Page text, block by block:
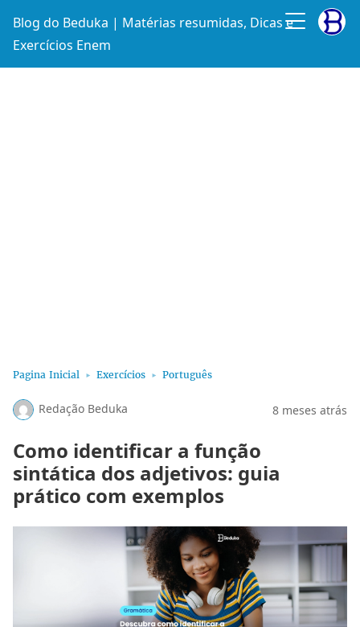
Blog do Beduka | Matérias resumidas, Dicas e
Exercícios Enem
Pagina Inicial Exercícios Português
Redação Beduka 8 meses atrás
Como identificar a função
sintática dos adjetivos: guia
prático com exemplos